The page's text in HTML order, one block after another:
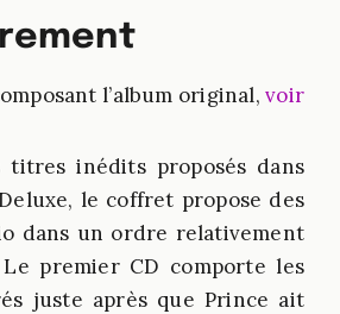
l’album original,voir
titres inédits proposés dans
le coffret propose des
dans un ordre relativement
premier CD comporte les
juste après que Prince ait